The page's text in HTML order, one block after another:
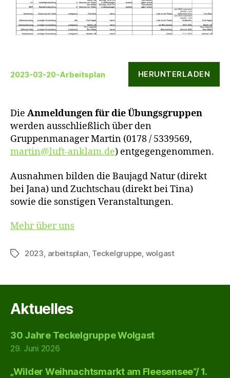
2023-03-20-Arbeitsplan HERUNTERLADEN
Die Anmeldungen für die Übungsgruppen
werden ausschließlich über den
Gruppenmanager Martin (0178 / 5339569,
martin@luft-anklam.de) entgegengenommen.
Ausnahmen bilden die Baujagd Natur (direkt
bei Jana) und Zuchtschau (direkt bei Tina)
sowie die sonstigen Veranstaltungen.
Mehr über uns
Schlagwörter
2023, arbeitsplan, Teckelgruppe, wolgast
Aktuelles
30 Jahre Teckelgruppe Wolgast
29. Juni 2026
„Wilder Weihnachtsmarkt am Fleesensee“/ 1.